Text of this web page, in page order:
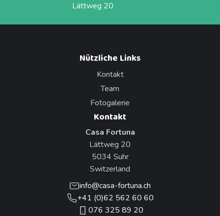
Lättweg 20
Nützliche Links
Kontakt
Team
Fotogalerie
Kontakt
Casa Fortuna
Lättweg 20
5034 Suhr
Switzerland
info@casa-fortuna.ch
+41 (0)62 562 60 60
076 325 89 20